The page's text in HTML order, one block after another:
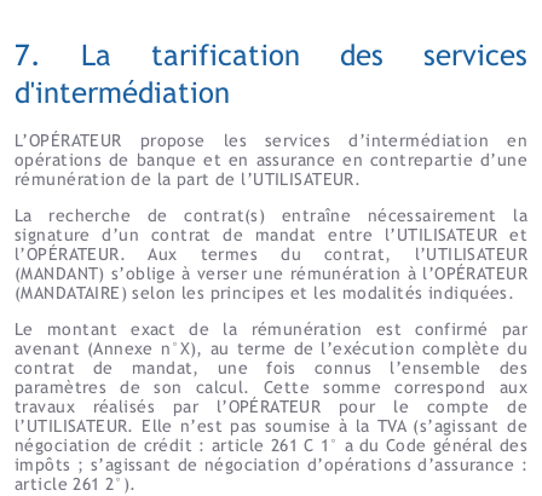
7. La tarification des services
d'intermédiation
L’OPÉRATEUR propose les services d’intermédiation en
opérations de banque et en assurance en contrepartie d’une
rémunération de la part de l’UTILISATEUR.
La recherche de contrat(s) entraîne nécessairement la
signature d’un contrat de mandat entre l’UTILISATEUR et
l’OPÉRATEUR. Aux termes du contrat, l’UTILISATEUR
(MANDANT) s’oblige à verser une rémunération à l’OPÉRATEUR
(MANDATAIRE) selon les principes et les modalités indiquées.
Le montant exact de la rémunération est confirmé par
avenant (Annexe n°X), au terme de l’exécution complète du
contrat de mandat, une fois connus l’ensemble des
paramètres de son calcul. Cette somme correspond aux
travaux réalisés par l’OPÉRATEUR pour le compte de
l’UTILISATEUR. Elle n’est pas soumise à la TVA (s’agissant de
négociation de crédit : article 261 C 1° a du Code général des
impôts ; s’agissant de négociation d’opérations d’assurance :
article 261 2°).